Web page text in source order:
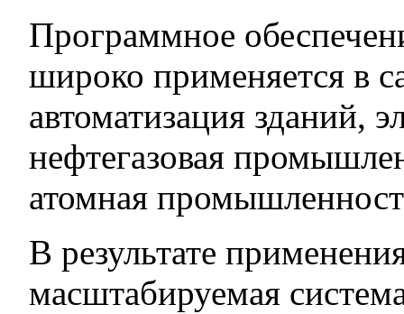
Программное
широко применяется в
автоматизация зданий,
нефтегазовая
атомная
В результате
масштабируемая